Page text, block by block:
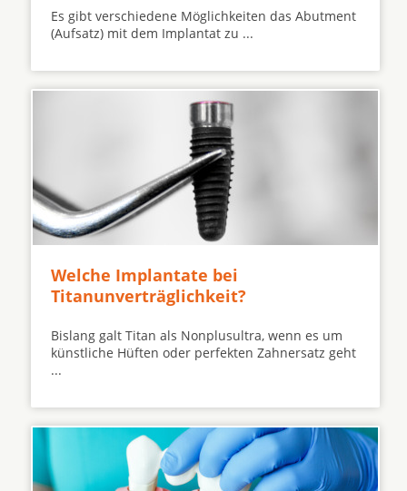
Es gibt verschiedene Möglichkeiten das Abutment
(Aufsatz) mit dem Implantat zu ...
Welche Implantate bei
Titanunverträglichkeit?
Bislang galt Titan als Nonplusultra, wenn es um
künstliche Hüften oder perfekten Zahnersatz geht
...